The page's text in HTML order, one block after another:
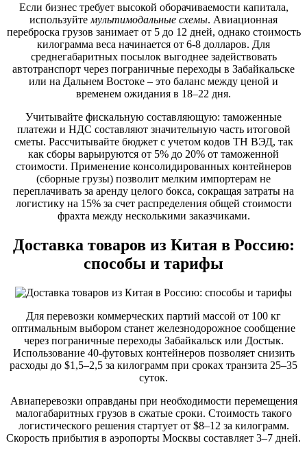
Если бизнес требует высокой оборачиваемости капитала,
используйте мультимодальные схемы. Авиационная
переброска грузов занимает от 5 до 12 дней, однако стоимость
килограмма веса начинается от 6-8 долларов. Для
среднегабаритных посылок выгоднее задействовать
автотранспорт через пограничные переходы в Забайкальске
или на Дальнем Востоке – это баланс между ценой и
временем ожидания в 18–22 дня.
Учитывайте фискальную составляющую: таможенные
платежи и НДС составляют значительную часть итоговой
сметы. Рассчитывайте бюджет с учетом кодов ТН ВЭД, так
как сборы варьируются от 5% до 20% от таможенной
стоимости. Применение консолидированных контейнеров
(сборные грузы) позволит мелким импортерам не
переплачивать за аренду целого бокса, сокращая затраты на
логистику на 15% за счет распределения общей стоимости
фрахта между несколькими заказчиками.
Доставка товаров из Китая в Россию:
способы и тарифы
Для перевозки коммерческих партий массой от 100 кг
оптимальным выбором станет железнодорожное сообщение
через пограничные переходы Забайкальск или Достык.
Использование 40-футовых контейнеров позволяет снизить
расходы до $1,5–2,5 за килограмм при сроках транзита 25–35
суток.
Авиаперевозки оправданы при необходимости перемещения
малогабаритных грузов в сжатые сроки. Стоимость такого
логистического решения стартует от $8–12 за килограмм.
Скорость прибытия в аэропорты Москвы составляет 3–7 дней.